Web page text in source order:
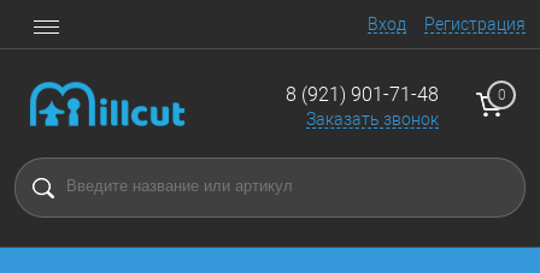
Вход Регистрация
8 (921) 901-71-48
Заказать звонок
0